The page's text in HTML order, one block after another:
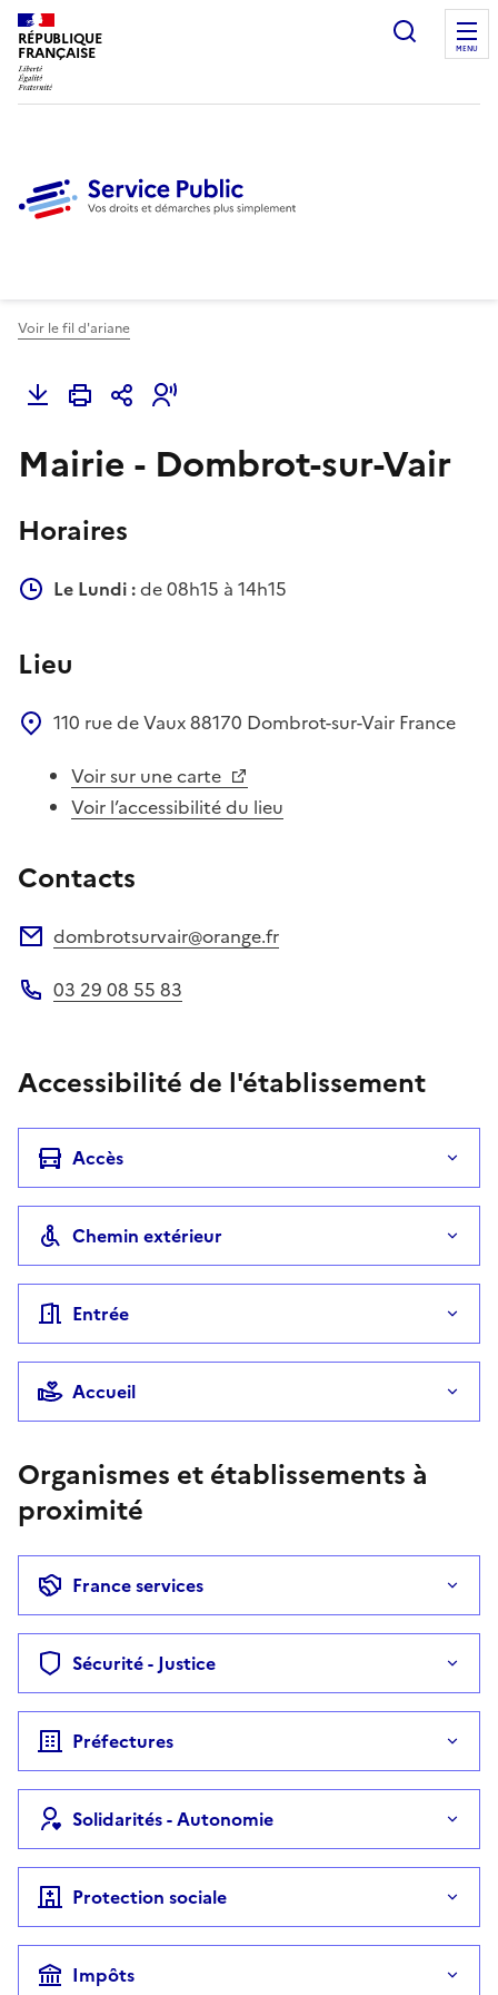
RÉPUBLIQUE
FRANÇAISE
Ouvrir
MENU
Voir le fil d'ariane
Mairie - Dombrot-sur-Vair
Horaires
Le Lundi :de 08h15 à 14h15
Lieu
110 rue de Vaux88170 Dombrot-sur-Vair France
Voir sur une carte
Voir l’accessibilité du lieu
Contacts
dombrotsurvair@orange.fr
03 29 08 55 83
Accessibilité de l'établissement
Accès
Chemin extérieur
Entrée
Accueil
Organismes et établissements à
proximité
France services
Sécurité - Justice
Préfectures
Solidarités - Autonomie
Protection sociale
Impôts